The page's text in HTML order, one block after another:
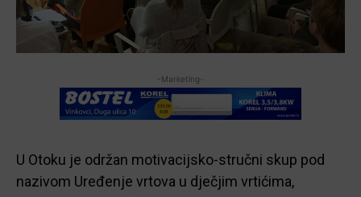
-Marketing-
U Otoku je održan motivacijsko-stručni skup pod
nazivom Uređenje vrtova u dječjim vrtićima,